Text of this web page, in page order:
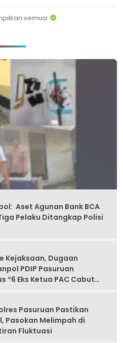
semua
Aset Agunan Bank BCA
Pelaku Ditangkap Polisi
Kejaksaan, Dugaan
PDIP Pasuruan
“6 Eks Ketua PAC Cabut
Pasuruan Pastikan
Pasokan Melimpah di
Fluktuasi